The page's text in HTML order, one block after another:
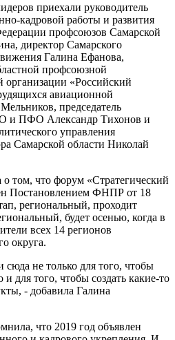
приехали руководитель
кадровой работы и развития
профсоюзов Самарской
директор Самарского
Галина Ефанова,
профсоюзной
организации «Российский
авиационной
председатель
и ПФО Александр Тихонов и
управления
Самарской области Николай
о том, что форум «Стратегический
Постановлением ФНПР от 18
региональный, проходит
будет осенью, когда в
всех 14 регионов
округа.
не только для того, чтобы
для того, чтобы создать какие-то
- добавила Галина
что 2019 год объявлен